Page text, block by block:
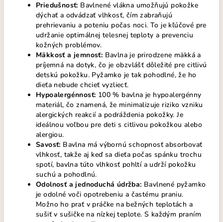
Priedušnosť: Bavlnené vlákna umožňujú pokožke
dýchať a odvádzať vlhkosť, čím zabraňujú
prehrievaniu a poteniu počas noci. To je kľúčové pre
udržanie optimálnej telesnej teploty a prevenciu
kožných problémov.
Mäkkosť a jemnosť: Bavlna je prirodzene mäkká a
príjemná na dotyk, čo je obzvlášť dôležité pre citlivú
detskú pokožku. Pyžamko je tak pohodlné, že ho
dieťa nebude chcieť vyzliecť.
Hypoalergénnosť: 100 % bavlna je hypoalergénny
materiál, čo znamená, že minimalizuje riziko vzniku
alergických reakcií a podráždenia pokožky. Je
ideálnou voľbou pre deti s citlivou pokožkou alebo
alergiou.
Savosť: Bavlna má výbornú schopnosť absorbovať
vlhkosť, takže aj keď sa dieťa počas spánku trochu
spotí, bavlna túto vlhkosť pohltí a udrží pokožku
suchú a pohodlnú.
Odolnosť a jednoduchá údržba: Bavlnené pyžamko
je odolné voči opotrebeniu a častému praniu.
Možno ho prať v práčke na bežných teplotách a
sušiť v sušičke na nízkej teplote. S každým praním